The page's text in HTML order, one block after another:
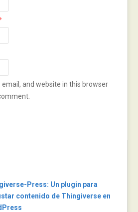
email, and website in this browser
Press: Un plugin para
contenido de Thingiverse en